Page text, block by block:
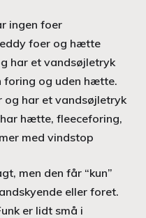
ingen foer
foer og hætte
har et vandsøjletryk
foring og uden hætte.
har et vandsøjletryk
hætte, fleeceforing,
med vindstop
men den får “kun”
eller foret.
er lidt små i